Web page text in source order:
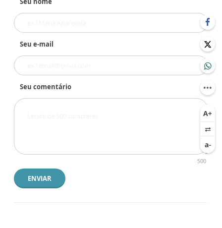
Seu e-mail
Seu comentário
500
ENVIAR